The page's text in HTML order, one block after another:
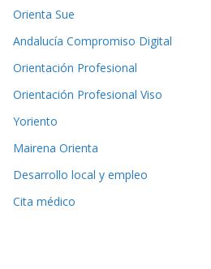
Orienta Sue
Andalucía Compromiso Digital
Orientación Profesional
Orientación Profesional Viso
Yoriento
Mairena Orienta
Desarrollo local y empleo
Cita médico